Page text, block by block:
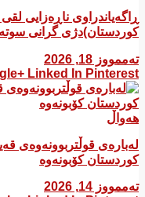
ڕاگەیاندراوی ناڕەزایی
کوردستان)دژی گرانی
تەممووز 18, 2026
Linked In Pinterest
هەواڵ
لەبارەی قوڵتربوونەوەی
كوردستان كۆبونەوە
تەممووز 14, 2026